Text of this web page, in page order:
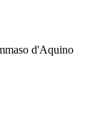
d'Aquino